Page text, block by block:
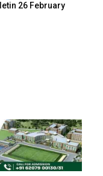
26 February